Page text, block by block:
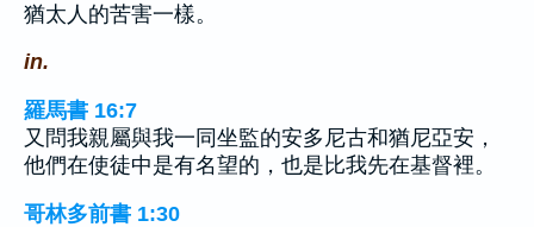
猶太人的苦害一樣。
in.
羅馬書 16:7
又問我親屬與我一同坐監的安多尼古和猶尼亞安，
他們在使徒中是有名望的，也是比我先在基督裡。
哥林多前書 1:30